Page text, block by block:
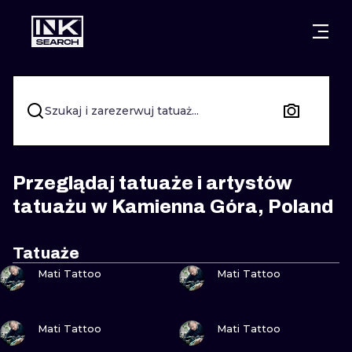
MIASTA GDAŃSK
WARSZAWA POZNAŃ
KRAKÓW KATOWICE
WROCŁAW ŁÓDŹ
BERLIN WIEDEŃ
PRAGA LONDYN
STYLE
KALIGRAFIA
NEW
TRIBAL
Szukaj i zarezerwuj tatuaż...
Przeglądaj tatuaże i artystów
tatuażu w Kamienna Góra, Poland
Tatuaże
ZOBACZ
Mati Tattoo
ZOBACZ
Mati Tattoo
Mati Tattoo Mati Tattoo